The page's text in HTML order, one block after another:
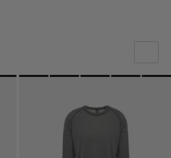
NOTRE SELECTION
PRIX CROISSANT